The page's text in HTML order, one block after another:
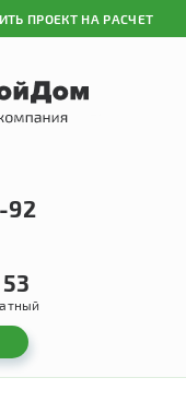
ПРОЕКТ НА РАСЧЕТ
92